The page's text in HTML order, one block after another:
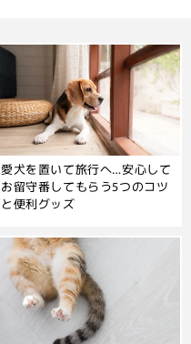
愛犬を置いて旅行へ…安心して
お留守番してもらう5つのコツ
と便利グッズ